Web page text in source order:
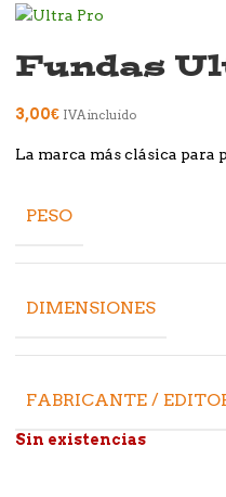
Fundas
3,00€ IVA incluido
La marca más clásica para
PESO
DIMENSIONES
FABRICANTE /
Sin existencias